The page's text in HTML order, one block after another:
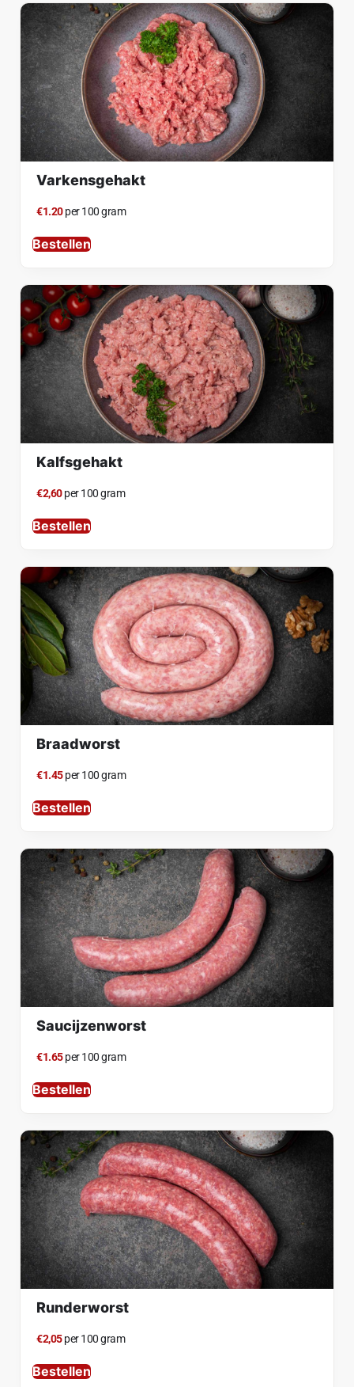
Varkensgehakt
€1.20per 100 gram
Bestellen
Kalfsgehakt
€2,60per 100 gram
Bestellen
Braadworst
€1.45per 100 gram
Bestellen
Saucijzenworst
€1.65per 100 gram
Bestellen
Runderworst
€2,05per 100 gram
Bestellen